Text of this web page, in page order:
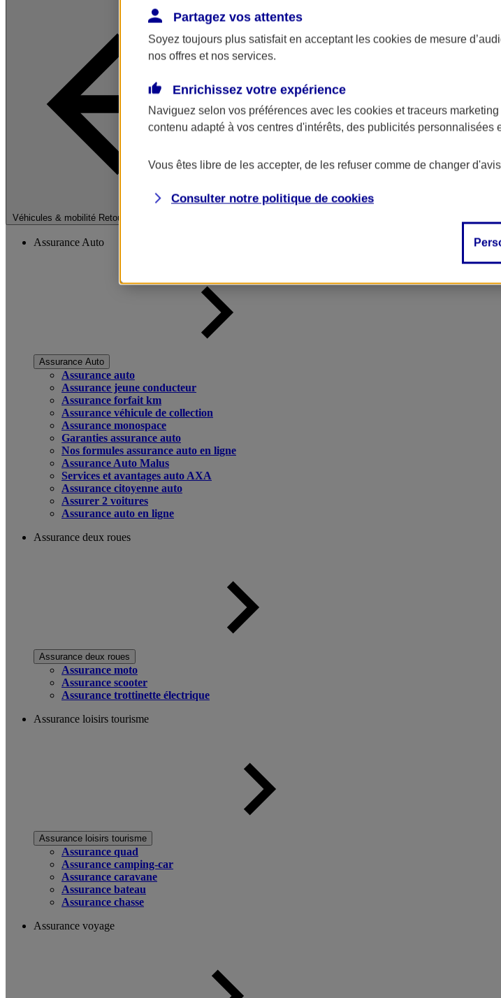
Véhicules & mobilité Retour à la section précédente
Fermer le menu principal
Assurance Auto
Assurance Auto
Assurance auto
Assurance jeune conducteur
Assurance forfait km
Assurance véhicule de collection
Assurance monospace
Garanties assurance auto
Nos formules assurance auto en ligne
Assurance Auto Malus
Services et avantages auto AXA
Assurance citoyenne auto
Assurer 2 voitures
Assurance auto en ligne
Assurance deux roues
Assurance deux roues
Assurance moto
Assurance scooter
Assurance trottinette électrique
Assurance loisirs tourisme
Assurance loisirs tourisme
Assurance quad
Assurance camping-car
Assurance caravane
Assurance bateau
Assurance chasse
Assurance voyage
Partagez vos attentes
Soyez toujours plus satisfait en acceptant les cookies de mesure
nos offres et nos services.
Enrichissez votre expérience
Naviguez selon vos préférences avec les cookies et traceurs
contenu adapté à vos centres d'intérêts, des publicités personnalisées
Vous êtes libre de les accepter, de les refuser comme de changer
Consulter notre politique de cookies